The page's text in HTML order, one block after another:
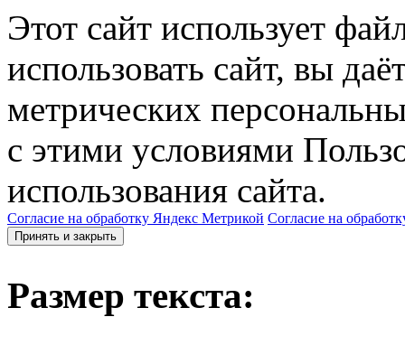
Этот сайт использует
использовать сайт, вы
метрических
с этими условиями
использования сайта.
Согласие на обработку Яндекс Метрикой Согласие на
Принять и закрыть
Размер текста: